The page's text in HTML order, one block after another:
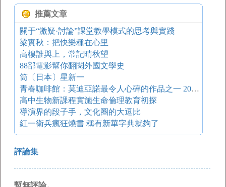
推薦文章
關于“激疑·討論”課堂教學模式的思考與實踐
梁實秋：把快樂種在心里
高樓誰與上，常記晴秋望
88部電影幫你翻閱外國文學史
筒〔日本〕星新一
青春咖啡館：莫迪亞諾最令人心碎的作品之一 2014諾獎專題
高中生物新課程實施生命倫理教育初探
導演界的段子手，文化圈的大逗比
紅一衛兵瘋狂燒書 稱有新華字典就夠了
評論集
暫無評論。